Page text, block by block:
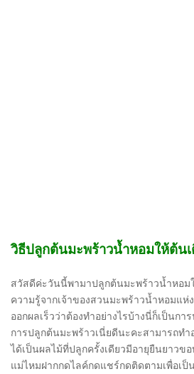
วิธีปลูกต้นมะพร้าวน้ำหอมให้ต้นเ
สวัสดีค่ะวันนี้พามาปลูกต้นมะพร้าวน้ำหอม
ความรู้จากเจ้าของสวนมะพร้าวน้ำหอมแห่
ออกผลเร็วว่าต้องทำอย่างไรบ้างนี่ก็เป็นก
การปลูกต้นมะพร้าวเนี่ยดีนะคะสามารถท
ได้เป็นผลไม้ที่ปลูกครั้งเดียวมีอายุยืนยาว
แม่ไหมฝากกดไลค์กดแชร์กดติดตามเพื่อเ